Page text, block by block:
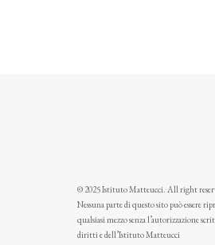
© 2025 Istituto Matteucci. All right
Nessuna parte di questo sito può essere
qualsiasi mezzo senza l’autorizzazione
diritti e dell’Istituto Matteucci